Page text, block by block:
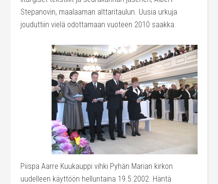
Stepanovin, maalaaman alttaritaulun. Uusia urkuja
jouduttiin vielä odottamaan vuoteen 2010 saakka.
Piispa Aarre Kuukauppi vihki Pyhän Marian kirkon
uudelleen käyttöön helluntaina 19.5.2002. Häntä